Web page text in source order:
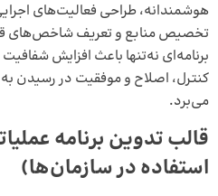
هوشمندانه، طراحی فعالیت‌های
تخصیص منابع و تعریف شاخص‌های
برنامه‌ای نه‌تنها باعث افزایش
کنترل، اصلاح و موفقیت در رسیدن
می‌برد.
قالب تدوین برنامه
استفاده در سازمان‌ها)